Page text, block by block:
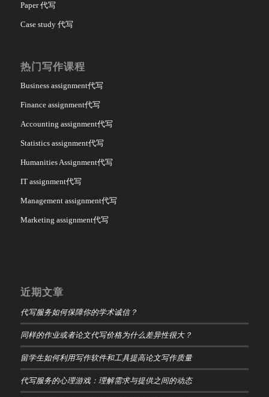
Paper 代写
Case study 代写
热门写作课程
Business assignment代写
Finance assignment代写
Accounting assignment代写
Statistics assignment代写
Humanities Assignment代写
IT assignment代写
Management assignment代写
Marketing assignment代写
近期文章
代写服务如何保障你的学术诚信？
同样的作业或者论文代写价格为什么差异性很大？
留学生如何利用写作软件和工具提高论文写作质量
代写服务的心理游戏：理解需求与提供之间的动态